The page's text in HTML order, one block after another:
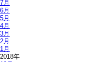
7月
6月
5月
4月
3月
2月
1月
2018年